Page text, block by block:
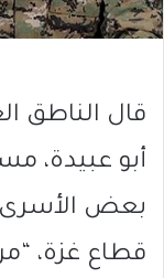
قال الناطق
أبو عبيدة،
بعض الأسرى
قطاع غزة،